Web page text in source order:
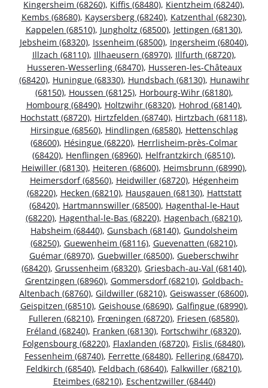
Kingersheim (68260), Kiffis (68480), Kientzheim (68240),
Kembs (68680), Kaysersberg (68240), Katzenthal (68230),
Kappelen (68510), Jungholtz (68500), Jettingen (68130),
Jebsheim (68320), Issenheim (68500), Ingersheim (68040),
Illzach (68110), Illhaeusern (68970), Illfurth (68720),
Husseren-Wesserling (68470), Husseren-les-Châteaux
(68420), Huningue (68330), Hundsbach (68130), Hunawihr
(68150), Houssen (68125), Horbourg-Wihr (68180),
Hombourg (68490), Holtzwihr (68320), Hohrod (68140),
Hochstatt (68720), Hirtzfelden (68740), Hirtzbach (68118),
Hirsingue (68560), Hindlingen (68580), Hettenschlag
(68600), Hésingue (68220), Herrlisheim-près-Colmar
(68420), Henflingen (68960), Helfrantzkirch (68510),
Heiwiller (68130), Heiteren (68600), Heimsbrunn (68990),
Heimersdorf (68560), Heidwiller (68720), Hégenheim
(68220), Hecken (68210), Hausgauen (68130), Hattstatt
(68420), Hartmannswiller (68500), Hagenthal-le-Haut
(68220), Hagenthal-le-Bas (68220), Hagenbach (68210),
Habsheim (68440), Gunsbach (68140), Gundolsheim
(68250), Guewenheim (68116), Guevenatten (68210),
Guémar (68970), Guebwiller (68500), Gueberschwihr
(68420), Grussenheim (68320), Griesbach-au-Val (68140),
Grentzingen (68960), Gommersdorf (68210), Goldbach-
Altenbach (68760), Gildwiller (68210), Geiswasser (68600),
Geispitzen (68510), Geishouse (68690), Galfingue (68990),
Fulleren (68210), Frœningen (68720), Friesen (68580),
Fréland (68240), Franken (68130), Fortschwihr (68320),
Folgensbourg (68220), Flaxlanden (68720), Fislis (68480),
Fessenheim (68740), Ferrette (68480), Fellering (68470),
Feldkirch (68540), Feldbach (68640), Falkwiller (68210),
Eteimbes (68210), Eschentzwiller (68440)